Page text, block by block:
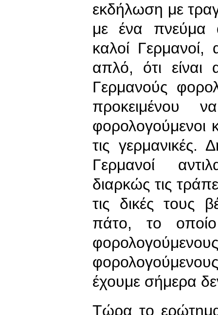
εκδήλωση με
με ένα πνεύμα
καλοί
απλό, ότι είναι
Γερμανούς
προκειμένου
φορολογούμενοι
τις
Γερμανοί
διαρκώς τις
τις δικές τους
πάτο, το οποίο
έχουμε σήμερα
Τώρα το